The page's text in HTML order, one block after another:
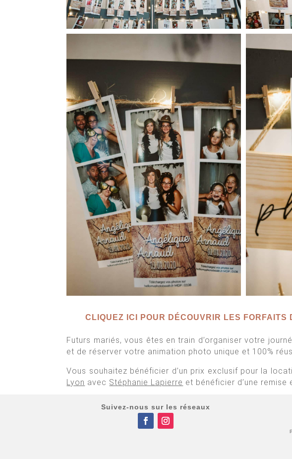
CLIQUEZ ICI POUR DÉCOUVRIR LES FORFAITS
Futurs mariés, vous êtes en train d’organiser votre
et de réserver votre animation photo unique et 100%
Vous souhaitez bénéficier d’un prix exclusif pour la
Lyon avec Stéphanie Lapierre et bénéficier d’une remise
Suivez-nous sur les réseaux